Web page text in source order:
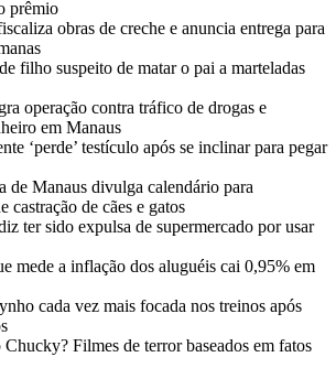
prêmio
obras de creche e anuncia entrega para
filho suspeito de matar o pai a marteladas
operação contra tráfico de drogas e
em Manaus
‘perde’ testículo após se inclinar para pegar
de Manaus divulga calendário para
castração de cães e gatos
ter sido expulsa de supermercado por usar
mede a inflação dos aluguéis cai 0,95% em
cada vez mais focada nos treinos após
Filmes de terror baseados em fatos